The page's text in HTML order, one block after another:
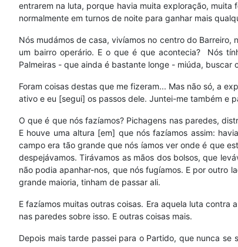
entrarem na luta, porque havia muita exploração, muita
normalmente em turnos de noite para ganhar mais
Nós mudámos de casa, vivíamos no centro do Barreiro,
um bairro operário. E o que é que acontecia? Nós
Palmeiras - que ainda é bastante longe - miúda,
Foram coisas destas que me fizeram... Mas não só, a
ativo e eu [segui] os passos dele. Juntei-me também e
O que é que nós fazíamos? Pichagens nas paredes,
E houve uma altura [em] que nós fazíamos assim:
campo era tão grande que nós íamos ver onde é que
despejávamos. Tirávamos as mãos dos bolsos, que
não podia apanhar-nos, que nós fugíamos. E por outro
grande maioria, tinham de passar ali.
E fazíamos muitas outras coisas. Era aquela luta
nas paredes sobre isso. E outras coisas mais.
Depois mais tarde passei para o Partido, que nunca